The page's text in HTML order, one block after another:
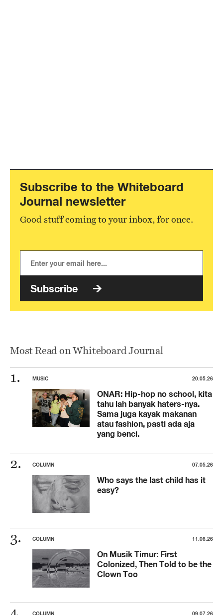
Subscribe to the Whiteboard
Journal newsletter
Good stuff coming to your inbox, for once.
Subscribe
Most Read on Whiteboard Journal
MUSIC 20.05.26
ONAR: Hip-hop no school, kita
tahu lah banyak haters-nya.
Sama juga kayak makanan
atau fashion, pasti ada aja
yang benci.
COLUMN 07.05.26
Who says the last child has it
easy?
COLUMN 11.06.26
On Musik Timur: First
Colonized, Then Told to be the
Clown Too
COLUMN 09.07.26